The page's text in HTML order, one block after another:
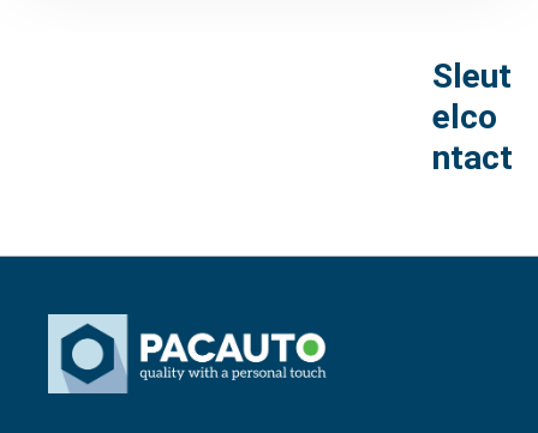
Sleut
elco
ntact